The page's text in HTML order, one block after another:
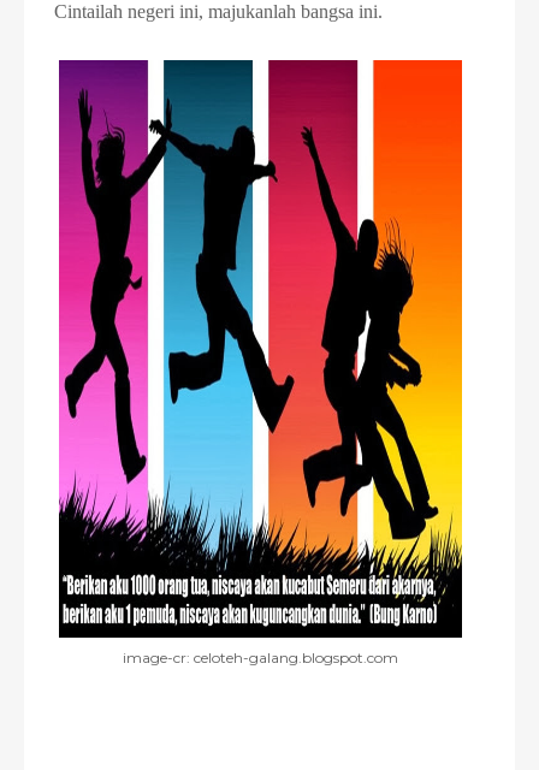
Cintailah negeri ini, majukanlah bangsa ini.
image-cr: celoteh-galang.blogspot.com